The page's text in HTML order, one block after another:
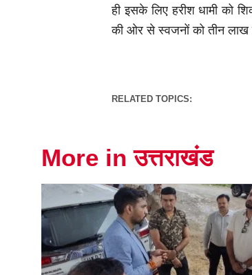
ही इसके लिए हरीश धामी को
की ओर से स्वजनों को तीन लाख
RELATED TOPICS:
More in उत्तराखंड